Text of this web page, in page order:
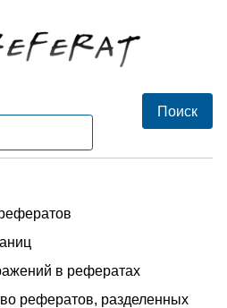
в рефератах
рефератов, разделенных